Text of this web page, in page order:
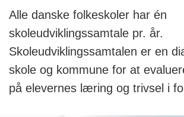
Alle danske folkeskoler har én
skoleudviklingssamtale pr. år.
Skoleudviklingssamtalen er en
skole og kommune for at
på elevernes læring og trivsel i